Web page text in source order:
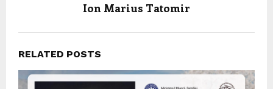
Ion Marius Tatomir
RELATED POSTS